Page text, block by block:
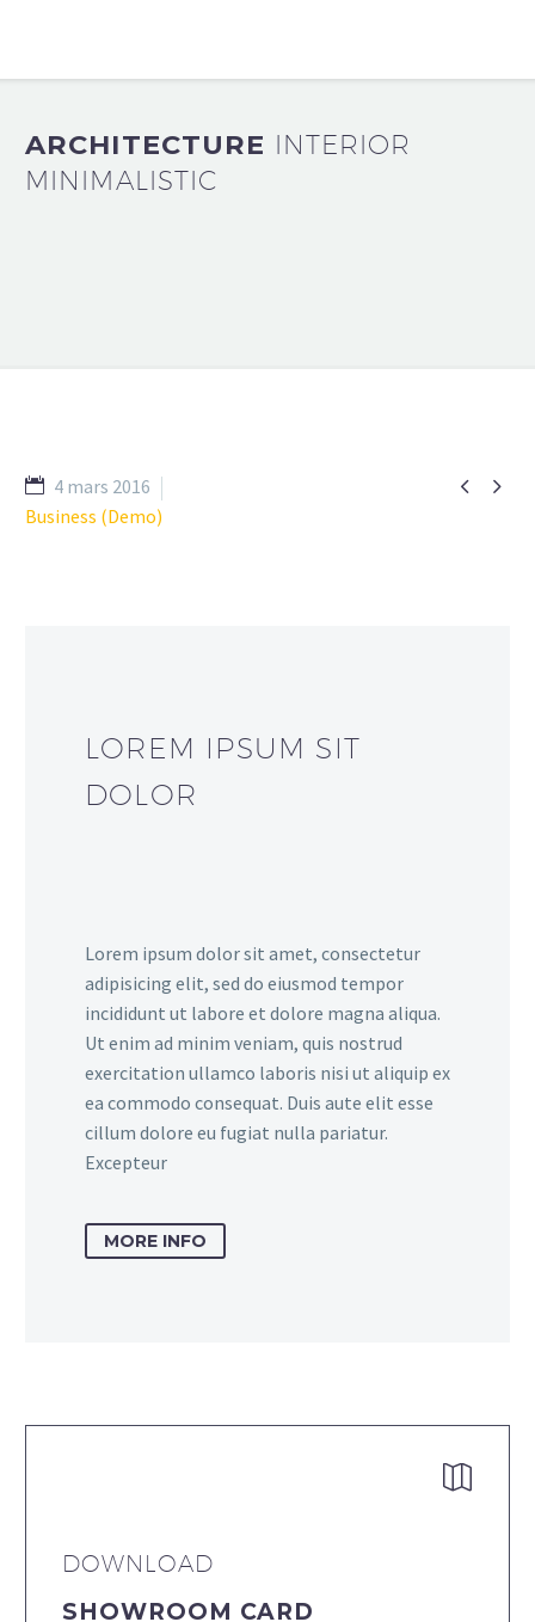
ARCHITECTURE INTERIOR
MINIMALISTIC
 
4 mars 2016
Business (Demo)
LOREM IPSUM SIT
DOLOR
Lorem ipsum dolor sit amet, consectetur
adipisicing elit, sed do eiusmod tempor
incididunt ut labore et dolore magna aliqua.
Ut enim ad minim veniam, quis nostrud
exercitation ullamco laboris nisi ut aliquip ex
ea commodo consequat. Duis aute elit esse
cillum dolore eu fugiat nulla pariatur.
Excepteur
MORE INFO


DOWNLOAD
SHOWROOM CARD